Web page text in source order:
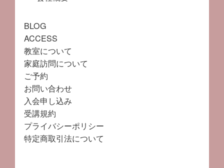
BLOG
ACCESS
教室について
家庭訪問について
ご予約
お問い合わせ
入会申し込み
受講規約
プライバシーポリシー
特定商取引法について